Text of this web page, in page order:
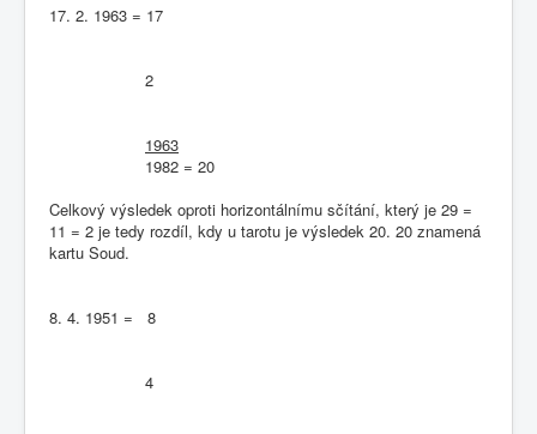
17. 2. 1963 = 17
2
1963
1982 = 20
Celkový výsledek oproti horizontálnímu sčítání, který je 29 =
11 = 2 je tedy rozdíl, kdy u tarotu je výsledek 20. 20 znamená
kartu Soud.
8. 4. 1951 = 8
4